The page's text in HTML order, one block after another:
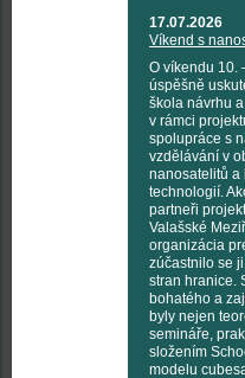
17.07.2026
Víkend s
O víkendu 10.
úspěšně
škola návrhu
v rámci
spolupráce s
vzdělávání v
nanosatelitů a
technologií.
partneři
Valašské
organizácia
zúčastnilo se
stran hranice.
bohatého a
byly nejen
semináře,
složením
modelu